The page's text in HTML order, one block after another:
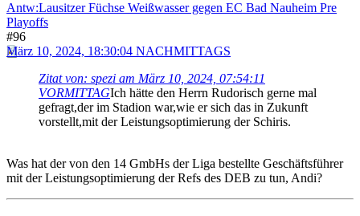
Antw:Lausitzer Füchse Weißwasser gegen EC Bad Nauheim Pre
Playoffs
#96
März 10, 2024, 18:30:04 NACHMITTAGS
Zitat von: spezi am März 10, 2024, 07:54:11
VORMITTAGIch hätte den Herrn Rudorisch gerne mal
gefragt,der im Stadion war,wie er sich das in Zukunft
vorstellt,mit der Leistungsoptimierung der Schiris.
Was hat der von den 14 GmbHs der Liga bestellte Geschäftsführer
mit der Leistungsoptimierung der Refs des DEB zu tun, Andi?